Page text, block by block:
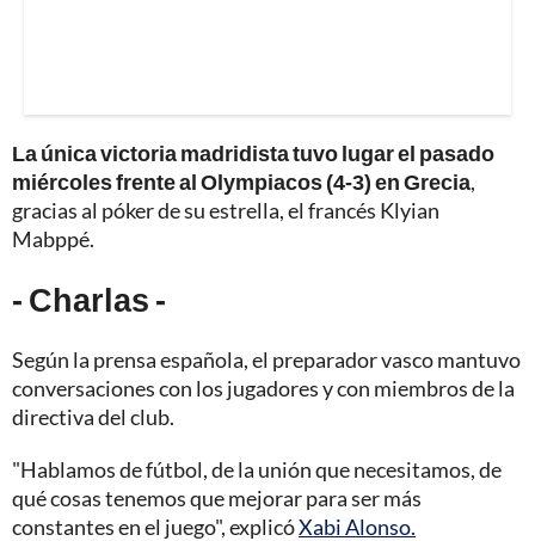
La única victoria madridista tuvo lugar el pasado
miércoles frente al Olympiacos (4-3) en Grecia,
gracias al póker de su estrella, el francés Klyian
Mabppé.
- Charlas -
Según la prensa española, el preparador vasco mantuvo
conversaciones con los jugadores y con miembros de la
directiva del club.
"Hablamos de fútbol, de la unión que necesitamos, de
qué cosas tenemos que mejorar para ser más
constantes en el juego", explicóXabi Alonso.